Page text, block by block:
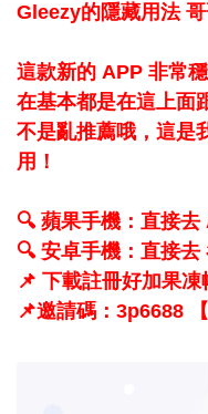
Gleezy的隱藏用法
這款新的 APP 非常
在基本都是在這上面
不是亂推薦哦，這是
用！
🔍 蘋果手機：直接
🔍 安卓手機：直接去
📌 下載註冊好加果
📌邀請碼：3p6688